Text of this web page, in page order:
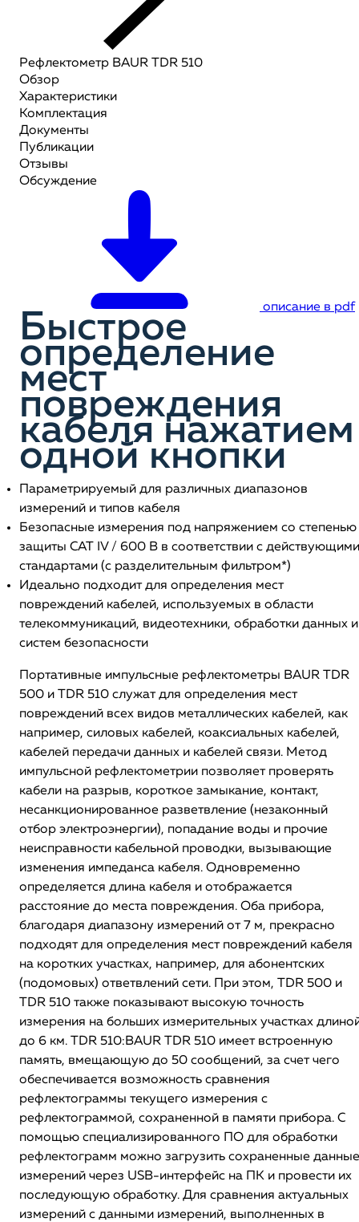
Рефлектометр BAUR TDR 510
Обзор
Характеристики
Комплектация
Документы
Публикации
Отзывы
Обсуждение
описание в pdf
Быстрое
определение
мест
повреждения
кабеля нажатием
одной кнопки
Параметрируемый для различных диапазонов
измерений и типов кабеля
Безопасные измерения под напряжением со степенью
защиты CAT IV / 600 В в соответствии с действующими
стандартами (c разделительным фильтром*)
Идеально подходит для определения мест
повреждений кабелей, используемых в области
телекоммуникаций, видеотехники, обработки данных и
систем безопасности
Портативные импульсные рефлектометры BAUR TDR
500 и TDR 510 служат для определения мест
повреждений всех видов металлических кабелей, как
например, силовых кабелей, коаксиальных кабелей,
кабелей передачи данных и кабелей связи. Метод
импульсной рефлектометрии позволяет проверять
кабели на разрыв, короткое замыкание, контакт,
несанкционированное разветвление (незаконный
отбор электроэнергии), попадание воды и прочие
неисправности кабельной проводки, вызывающие
изменения импеданса кабеля. Одновременно
определяется длина кабеля и отображается
расстояние до места повреждения. Оба прибора,
благодаря диапазону измерений от 7 м, прекрасно
подходят для определения мест повреждений кабеля
на коротких участках, например, для абонентских
(подомовых) ответвлений сети. При этом, TDR 500 и
TDR 510 также показывают высокую точность
измерения на больших измерительных участках
до 6 км. TDR 510:BAUR TDR 510 имеет встроенную
память, вмещающую до 50 сообщений, за счет чего
обеспечивается возможность сравнения
рефлектограммы текущего измерения с
рефлектограммой, сохраненной в памяти прибора. С
помощью специализированного ПО для обработки
рефлектограмм можно загрузить сохраненные данные
измерений через USB-интерфейс на ПК и провести их
последующую обработку. Для сравнения актуальных
измерений с данными измерений, выполненных в